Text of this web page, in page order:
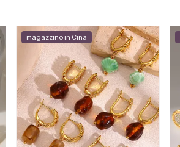
magazzino in Cina